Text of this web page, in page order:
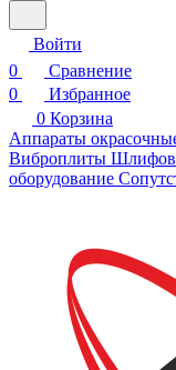
Войти
0
Сравнение
0
Избранное
0 Корзина
Аппараты
Виброплиты
оборудование